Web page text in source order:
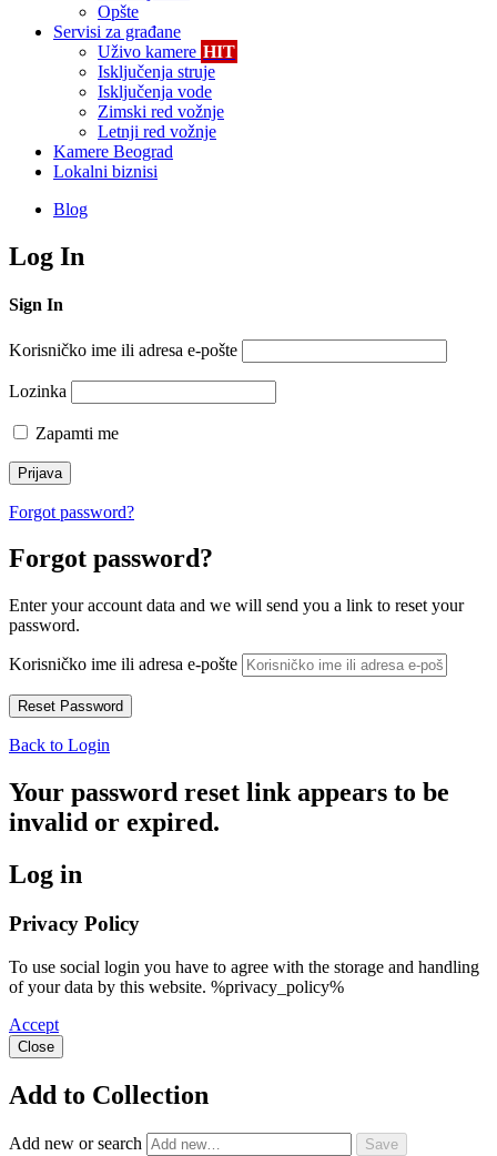
Opšte
Servisi za građane
Uživo kamere HIT
Isključenja struje
Isključenja vode
Zimski red vožnje
Letnji red vožnje
Kamere Beograd
Lokalni biznisi
Blog
Log In
Sign In
Korisničko ime ili adresa e-pošte
Lozinka
Zapamti me
Forgot password?
Forgot password?
Enter your account data and we will send you a link to reset your
password.
Korisničko ime ili adresa e-pošte
Back to Login
Your password reset link appears to be
invalid or expired.
Log in
Privacy Policy
To use social login you have to agree with the storage and handling
of your data by this website. %privacy_policy%
Accept
Close
Add to Collection
Add new or search